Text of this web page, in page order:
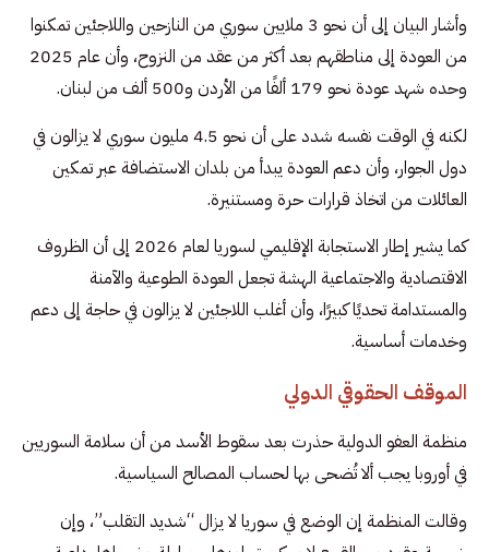
وأشار البيان إلى أن نحو 3 ملايين سوري من النازحين واللاجئين تمكنوا
من العودة إلى مناطقهم بعد أكثر من عقد من النزوح، وأن عام 2025
وحده شهد عودة نحو 179 ألفًا من الأردن و500 ألف من لبنان.
لكنه في الوقت نفسه شدد على أن نحو 4.5 مليون سوري لا يزالون في
دول الجوار، وأن دعم العودة يبدأ من بلدان الاستضافة عبر تمكين
العائلات من اتخاذ قرارات حرة ومستنيرة.
كما يشير إطار الاستجابة الإقليمي لسوريا لعام 2026 إلى أن الظروف
الاقتصادية والاجتماعية الهشة تجعل العودة الطوعية والآمنة
والمستدامة تحديًا كبيرًا، وأن أغلب اللاجئين لا يزالون في حاجة إلى دعم
وخدمات أساسية.
الموقف الحقوقي الدولي
منظمة العفو الدولية حذرت بعد سقوط الأسد من أن سلامة السوريين
في أوروبا يجب ألا تُضحى بها لحساب المصالح السياسية.
وقالت المنظمة إن الوضع في سوريا لا يزال “شديد التقلب”، وإن